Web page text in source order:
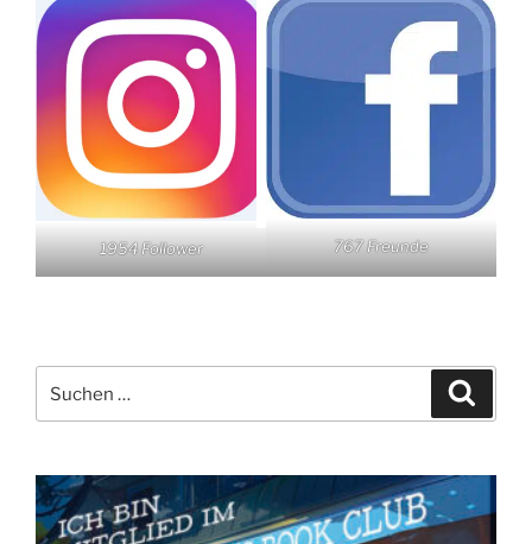
1954 Follower 767 Freunde
nach: